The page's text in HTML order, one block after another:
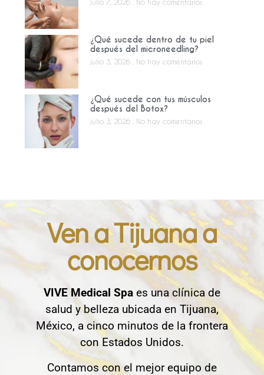
julio 7, 2026 No hay comentarios
¿Qué sucede dentro de tu piel
después del microneedling?
julio 3, 2026 No hay comentarios
¿Qué sucede con tus músculos
después del Botox?
julio 3, 2026 No hay comentarios
Ven a Tijuana a
conocernos
VIVE Medical Spa es una clínica de
salud y belleza ubicada en Tijuana,
México, a cinco minutos de la frontera
con Estados Unidos.
Contamos con el mejor equipo de